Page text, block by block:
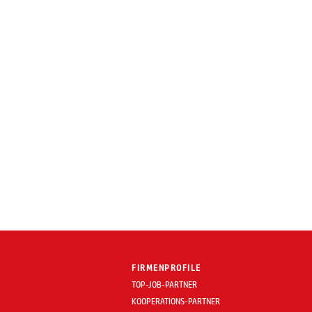
FIRMENPROFILE
TOP-JOB-PARTNER
KOOPERATIONS-PARTNER